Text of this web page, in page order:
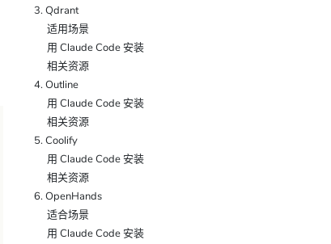
3. Qdrant
适用场景
用 Claude Code 安装
相关资源
4. Outline
用 Claude Code 安装
相关资源
5. Coolify
用 Claude Code 安装
相关资源
6. OpenHands
适合场景
用 Claude Code 安装